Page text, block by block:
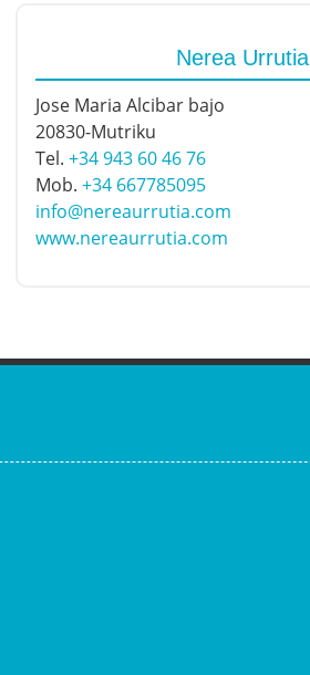
Nerea Urrutia
Jose Maria Alcibar bajo
20830-Mutriku
Tel.+34 943 60 46 76
Mob.+34 667785095
info@nereaurrutia.com
www.nereaurrutia.com